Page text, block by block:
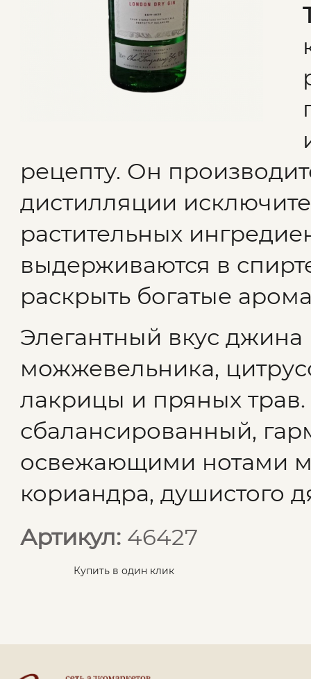
рецепту. Он
дистилляции
растительных
выдерживаются в
раскрыть богатые
Элегантный вкус джина
можжевельника,
лакрицы и пряных
сбалансированный,
освежающими нотами
кориандра, душистого
Артикул: 46427
Купить в один клик